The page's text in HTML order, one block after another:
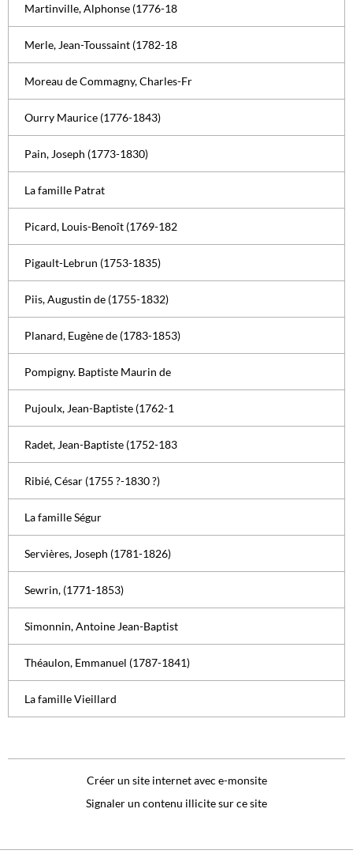
Martinville, Alphonse (1776-18
Merle, Jean-Toussaint (1782-18
Moreau de Commagny, Charles-Fr
Ourry Maurice (1776-1843)
Pain, Joseph (1773-1830)
La famille Patrat
Picard, Louis-Benoît (1769-182
Pigault-Lebrun (1753-1835)
Piis, Augustin de (1755-1832)
Planard, Eugène de (1783-1853)
Pompigny. Baptiste Maurin de
Pujoulx, Jean-Baptiste (1762-1
Radet, Jean-Baptiste (1752-183
Ribié, César (1755 ?-1830 ?)
La famille Ségur
Servières, Joseph (1781-1826)
Sewrin, (1771-1853)
Simonnin, Antoine Jean-Baptist
Théaulon, Emmanuel (1787-1841)
La famille Vieillard
Créer un site internet avec e-monsite
Signaler un contenu illicite sur ce site